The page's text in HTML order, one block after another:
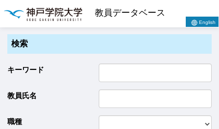
教員データベース
English
検索
キーワード
教員氏名
職種